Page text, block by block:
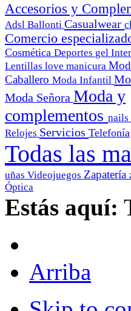
Accesorios y
Adsl Ballonti Casualwear
Comercio
Cosmética Deportes gel
Lentillas love manicura
Caballero Moda Infantil
Moda Señora Moda y
complementos nails
Relojes Servicios Telefonía
Todas las
uñas Videojuegos Zapatería
Óptica
Estás aquí:
Arriba